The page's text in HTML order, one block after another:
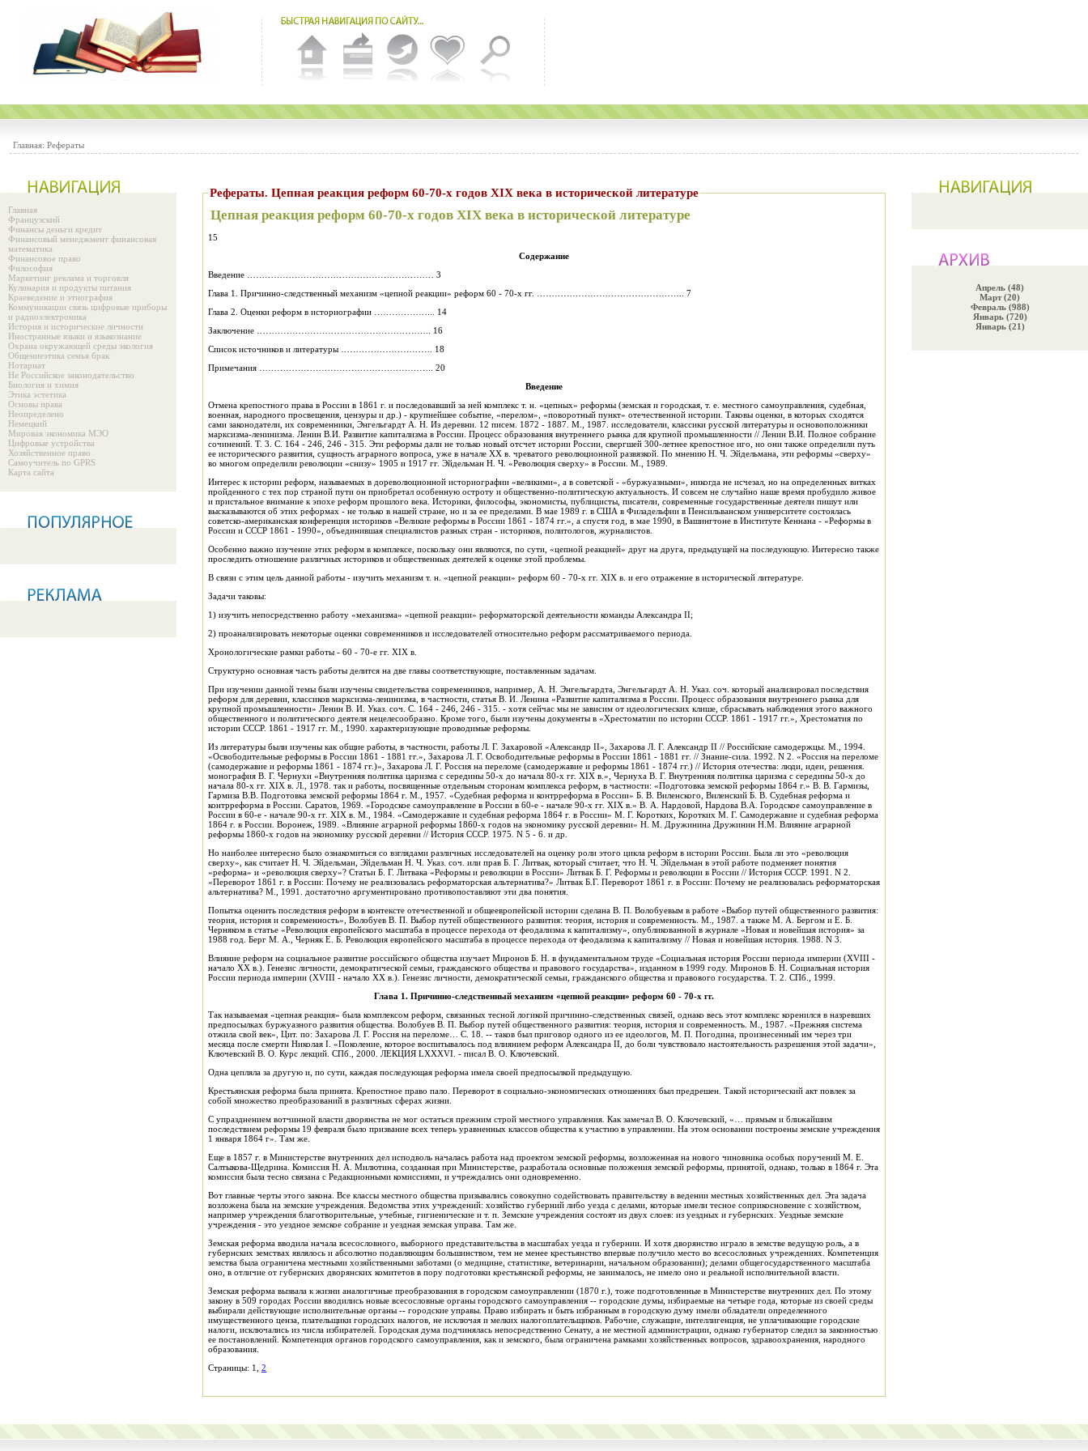
Главная: Рефераты
Главная
Французский
Финансы деньги кредит
Финансовый менеджмент финансовая
математика
Финансовое право
Философия
Маркетинг реклама и торговля
Кулинария и продукты питания
Краеведение и этнография
Коммуникации связь цифровые приборы
и радиоэлектроника
История и исторические личности
Иностранные языки и языкознание
Охрана окружающей среды экология
Общениеэтика семья брак
Нотариат
Не Российское законодательство
Биология и химия
Этика эстетика
Основы права
Неопределено
Немецкий
Мировая экономика МЭО
Цифровые устройства
Хозяйственное право
Самоучитель по GPRS
Карта сайта
Рефераты. Цепная реакция реформ 60-70-х годов XIX века в исторической литературе
Цепная реакция реформ 60-70-х годов XIX века в исторической литературе
15
Содержание
Введение ……………………………………………………… 3
Глава 1. Причинно-следственный механизм «цепной реакции» реформ 60 - 70-х гг. ………………………………………….. 7
Глава 2. Оценки реформ в историографии ………………... 14
Заключение ………………………………………………….. 16
Список источников и литературы …………………………. 18
Примечания ………………………………………………….. 20
Введение
Отмена крепостного права в России в 1861 г. и последовавший за ней комплекс т. н. «цепных» реформы (земская и городская, т. е. местного самоуправления, судебная,
военная, народного просвещения, цензуры и др.) - крупнейшее событие, «перелом», «поворотный пункт» отечественной истории. Таковы оценки, в которых сходятся
сами законодатели, их современники, Энгельгардт А. Н. Из деревни. 12 писем. 1872 - 1887. М., 1987. исследователи, классики русской литературы и основоположники
марксизма-ленинизма. Ленин В.И. Развитие капитализма в России. Процесс образования внутреннего рынка для крупной промышленности // Ленин В.И. Полное собрание
сочинений. Т. 3. С. 164 - 246, 246 - 315. Эти реформы дали не только новый отсчет истории России, свергшей 300-летнее крепостное иго, но они также определили путь
ее исторического развития, сущность аграрного вопроса, уже в начале XX в. чреватого революционной развязкой. По мнению Н. Ч. Эйдельмана, эти реформы «сверху»
во многом определили революции «снизу» 1905 и 1917 гг. Эйдельман Н. Ч. «Революция сверху» в России. М., 1989.
Интерес к истории реформ, называемых в дореволюционной историографии «великими», а в советской - «буржуазными», никогда не исчезал, но на определенных витках
пройденного с тех пор страной пути он приобретал особенную остроту и общественно-политическую актуальность. И совсем не случайно наше время пробудило живое
и пристальное внимание к эпохе реформ прошлого века. Историки, философы, экономисты, публицисты, писатели, современные государственные деятели пишут или
высказываются об этих реформах - не только в нашей стране, но и за ее пределами. В мае 1989 г. в США в Филадельфии в Пенсильванском университете состоялась
советско-американская конференция историков «Великие реформы в России 1861 - 1874 гг.», а спустя год, в мае 1990, в Вашингтоне в Институте Кеннана - «Реформы в
России и СССР 1861 - 1990», объединившая специалистов разных стран - историков, политологов, журналистов.
Особенно важно изучение этих реформ в комплексе, поскольку они являются, по сути, «цепной реакцией» друг на друга, предыдущей на последующую. Интересно также
проследить отношение различных историков и общественных деятелей к оценке этой проблемы.
В связи с этим цель данной работы - изучить механизм т. н. «цепной реакции» реформ 60 - 70-х гг. XIX в. и его отражение в исторической литературе.
Задачи таковы:
1) изучить непосредственно работу «механизма» «цепной реакции» реформаторской деятельности команды Александра II;
2) проанализировать некоторые оценки современников и исследователей относительно реформ рассматриваемого периода.
Хронологические рамки работы - 60 - 70-е гг. XIX в.
Структурно основная часть работы делится на две главы соответствующие, поставленным задачам.
При изучении данной темы были изучены свидетельства современников, например, А. Н. Энгельгардта, Энгельгардт А. Н. Указ. соч. который анализировал последствия
реформ для деревни, классиков марксизма-ленинизма, в частности, статья В. И. Ленина «Развитие капитализма в России. Процесс образования внутреннего рынка для
крупной промышленности» Ленин В. И. Указ. соч. С. 164 - 246, 246 - 315. - хотя сейчас мы не зависим от идеологических клише, сбрасывать наблюдения этого важного
общественного и политического деятеля нецелесообразно. Кроме того, были изучены документы в «Хрестоматии по истории СССР. 1861 - 1917 гг.», Хрестоматия по
истории СССР. 1861 - 1917 гг. М., 1990. характеризующие проводимые реформы.
Из литературы были изучены как общие работы, в частности, работы Л. Г. Захаровой «Александр II», Захарова Л. Г. Александр II // Российские самодержцы. М., 1994.
«Освободительные реформы в России 1861 - 1881 гг.», Захарова Л. Г. Освободительные реформы в России 1861 - 1881 гг. // Знание-сила. 1992. N 2. «Россия на переломе
(самодержавие и реформы 1861 - 1874 гг.)», Захарова Л. Г. Россия на переломе (самодержавие и реформы 1861 - 1874 гг.) // История отечества: люди, идеи, решения.
монография В. Г. Чернухи «Внутренняя политика царизма с середины 50-х до начала 80-х гг. XIX в.», Чернуха В. Г. Внутренняя политика царизма с середины 50-х до
начала 80-х гг. XIX в. Л., 1978. так и работы, посвященные отдельным сторонам комплекса реформ, в частности: «Подготовка земской реформы 1864 г.» В. В. Гармизы,
Гармиза В.В. Подготовка земской реформы 1864 г. М., 1957. «Судебная реформа и контрреформа в России» Б. В. Виленского, Виленский Б. В. Судебная реформа и
контрреформа в России. Саратов, 1969. «Городское самоуправление в России в 60-е - начале 90-х гг. XIX в.» В. А. Нардовой, Нардова В.А. Городское самоуправление в
России в 60-е - начале 90-х гг. XIX в. М., 1984. «Самодержавие и судебная реформа 1864 г. в России» М. Г. Коротких, Коротких М. Г. Самодержавие и судебная реформа
1864 г. в России. Воронеж, 1989. «Влияние аграрной реформы 1860-х годов на экономику русской деревни» Н. М. Дружинина Дружинин Н.М. Влияние аграрной
реформы 1860-х годов на экономику русской деревни // История СССР. 1975. N 5 - 6. и др.
Но наиболее интересно было ознакомиться со взглядами различных исследователей на оценку роли этого цикла реформ в истории России. Была ли это «революция
сверху», как считает Н. Ч. Эйдельман, Эйдельман Н. Ч. Указ. соч. или прав Б. Г. Литвак, который считает, что Н. Ч. Эйдельман в этой работе подменяет понятия
«реформа» и «революция сверху»? Статьи Б. Г. Литвака «Реформы и революции в России» Литвак Б. Г. Реформы и революции в России // История СССР. 1991. N 2.
«Переворот 1861 г. в России: Почему не реализовалась реформаторская альтернатива?» Литвак Б.Г. Переворот 1861 г. в России: Почему не реализовалась реформаторская
альтернатива? М., 1991. достаточно аргументировано противопоставляют эти два понятия.
Попытка оценить последствия реформ в контексте отечественной и общеевропейской истории сделана В. П. Волобуевым в работе «Выбор путей общественного развития:
теория, история и современность», Волобуев В. П. Выбор путей общественного развития: теория, история и современность. М., 1987. а также М. А. Бергом и Е. Б.
Черняком в статье «Революция европейского масштаба в процессе перехода от феодализма к капитализму», опубликованной в журнале «Новая и новейшая история» за
1988 год. Берг М. А., Черняк Е. Б. Революция европейского масштаба в процессе перехода от феодализма к капитализму // Новая и новейшая история. 1988. N 3.
Влияние реформ на социальное развитие российского общества изучает Миронов Б. Н. в фундаментальном труде «Социальная история России периода империи (XVIII -
начало XX в.). Генезис личности, демократической семьи, гражданского общества и правового государства», изданном в 1999 году. Миронов Б. Н. Социальная история
России периода империи (XVIII - начало XX в.). Генезис личности, демократической семьи, гражданского общества и правового государства. Т. 2. СПб., 1999.
Глава 1. Причинно-следственный механизм «цепной реакции» реформ 60 - 70-х гг.
Так называемая «цепная реакция» была комплексом реформ, связанных тесной логикой причинно-следственных связей, однако весь этот комплекс коренился в назревших
предпосылках буржуазного развития общества. Волобуев В. П. Выбор путей общественного развития: теория, история и современность. М., 1987. «Прежняя система
отжила свой век», Цит. по: Захарова Л. Г. Россия на переломе… С. 18. -- таков был приговор одного из ее идеологов, М. П. Погодина, произнесенный им через три
месяца после смерти Николая I. «Поколение, которое воспитывалось под влиянием реформ Александра II, до боли чувствовало настоятельность разрешения этой задачи»,
Ключевский В. О. Курс лекций. СПб., 2000. ЛЕКЦИЯ LXXXVI. - писал В. О. Ключевский.
Одна цепляла за другую и, по сути, каждая последующая реформа имела своей предпосылкой предыдущую.
Крестьянская реформа была принята. Крепостное право пало. Переворот в социально-экономических отношениях был предрешен. Такой исторический акт повлек за
собой множество преобразований в различных сферах жизни.
С упразднением вотчинной власти дворянства не мог остаться прежним строй местного управления. Как замечал В. О. Ключевский, «… прямым и ближайшим
последствием реформы 19 февраля было призвание всех теперь уравненных классов общества к участию в управлении. На этом основании построены земские учреждения
1 января 1864 г». Там же.
Еще в 1857 г. в Министерстве внутренних дел исподволь началась работа над проектом земской реформы, возложенная на нового чиновника особых поручений М. Е.
Салтыкова-Щедрина. Комиссия Н. А. Милютина, созданная при Министерстве, разработала основные положения земской реформы, принятой, однако, только в 1864 г. Эта
комиссия была тесно связана с Редакционными комиссиями, и учреждались они одновременно.
Вот главные черты этого закона. Все классы местного общества призывались совокупно содействовать правительству в ведении местных хозяйственных дел. Эта задача
возложена была на земские учреждения. Ведомства этих учреждений: хозяйство губерний либо уезда с делами, которые имели тесное соприкосновение с хозяйством,
например учреждения благотворительные, учебные, гигиенические и т. п. Земские учреждения состоят из двух слоев: из уездных и губернских. Уездные земские
учреждения - это уездное земское собрание и уездная земская управа. Там же.
Земская реформа вводила начала всесословного, выборного представительства в масштабах уезда и губернии. И хотя дворянство играло в земстве ведущую роль, а в
губернских земствах являлось и абсолютно подавляющим большинством, тем не менее крестьянство впервые получило место во всесословных учреждениях. Компетенция
земства была ограничена местными хозяйственными заботами (о медицине, статистике, ветеринарии, начальном образовании); делами общегосударственного масштаба
оно, в отличие от губернских дворянских комитетов в пору подготовки крестьянской реформы, не занималось, не имело оно и реальной исполнительной власти.
Земская реформа вызвала к жизни аналогичные преобразования в городском самоуправлении (1870 г.), тоже подготовленные в Министерстве внутренних дел. По этому
закону в 509 городах России вводились новые всесословные органы городского самоуправления -- городские думы, избираемые на четыре года, которые из своей среды
выбирали действующие исполнительные органы -- городские управы. Право избирать и быть избранным в городскую думу имели обладатели определенного
имущественного ценза, плательщики городских налогов, не исключая и мелких налогоплательщиков. Рабочие, служащие, интеллигенция, не уплачивающие городские
налоги, исключались из числа избирателей. Городская дума подчинялась непосредственно Сенату, а не местной администрации, однако губернатор следил за законностью
ее постановлений. Компетенция органов городского самоуправления, как и земского, была ограничена рамками хозяйственных вопросов, здравоохранения, народного
образования.
Страницы: 1, 2
Апрель (48)
Март (20)
Февраль (988)
Январь (720)
Январь (21)